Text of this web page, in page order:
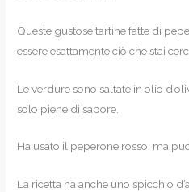
Queste gustose tartine fatte di
essere esattamente ciò che stai
Le verdure sono saltate in olio
solo piene di sapore.
Ha usato il peperone rosso, ma
La ricetta ha anche uno spicchio